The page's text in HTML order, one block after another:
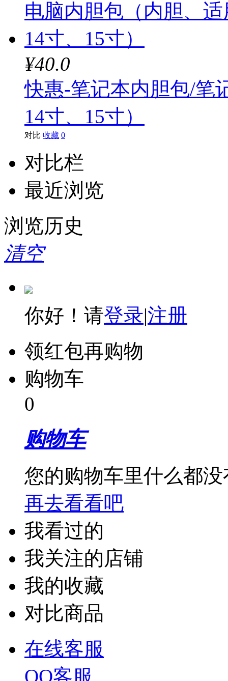
¥40.0
快惠-笔记本内胆包/笔
14寸、15寸）
对比 收藏 0
对比栏
最近浏览
浏览历史
清空
你好！请登录|注册
领红包再购物
购物车
0
购物车
您的购物车里什么都没
再去看看吧
我看过的
我关注的店铺
我的收藏
对比商品
在线客服
QQ客服